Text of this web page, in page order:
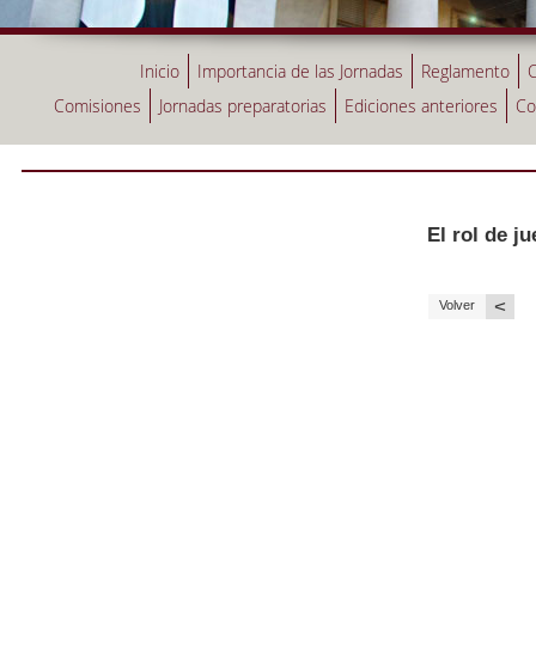
Inicio Importancia de las Jornadas Reglamento
Comisiones
Jornadas preparatorias Ediciones anteriores
El rol de
Volver <